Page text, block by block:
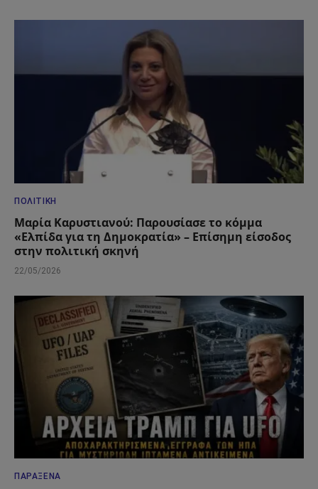
ΠΟΛΙΤΙΚΉ
Μαρία Καρυστιανού: Παρουσίασε το κόμμα
«Ελπίδα για τη Δημοκρατία» – Επίσημη είσοδος
στην πολιτική σκηνή
22/05/2026
ΠΑΡΆΞΕΝΑ